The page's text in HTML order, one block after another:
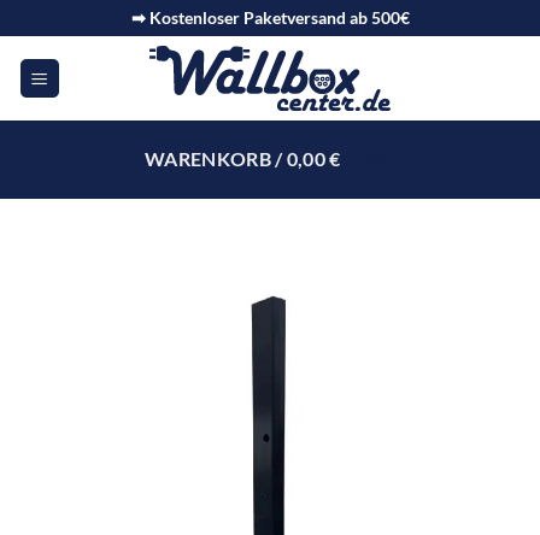
➡ Kostenloser Paketversand ab 500€
WARENKORB /0,00€